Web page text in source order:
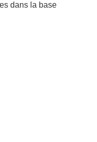
dans la base